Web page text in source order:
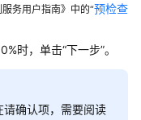
务用户指南》中的“预检查
时，单击“下一步”。
确认项，需要阅读